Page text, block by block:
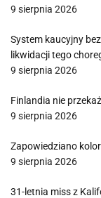
9 sierpnia 2026
System kaucyjny
likwidacji tego
9 sierpnia 2026
Finlandia nie
9 sierpnia 2026
Zapowiedziano
9 sierpnia 2026
31-letnia miss z